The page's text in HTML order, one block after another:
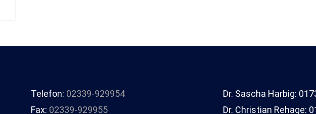
Telefon: 02339-929954
Fax: 02339-929955
Dr. Sascha Harbig:
Dr. Christian Rehage: